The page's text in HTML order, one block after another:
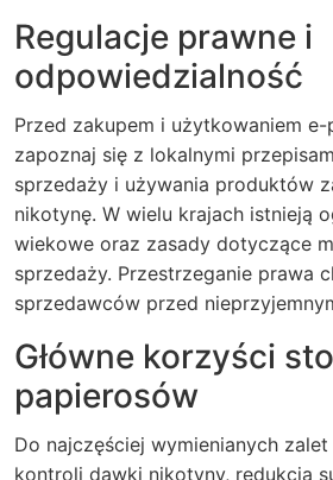
Regulacje prawne i
odpowiedzialność
Przed zakupem i użytkowaniem
zapoznaj się z lokalnymi
sprzedaży i używania produktów
nikotynę. W wielu krajach istnieją
wiekowe oraz zasady dotyczące
sprzedaży. Przestrzeganie prawa
sprzedawców przed
Główne korzyści
papierosów
Do najczęściej wymienianych
kontroli dawki nikotyny, redukcja